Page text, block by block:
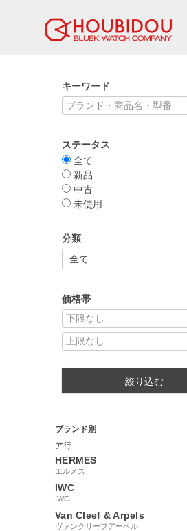
キーワード
ステータス
全て
新品
中古
未使用
分類
価格帯
絞り込む
ブランド別
ア行
HERMES
エルメス
IWC
IWC
Van Cleef & Arpels
ヴァンクリーフアーペル